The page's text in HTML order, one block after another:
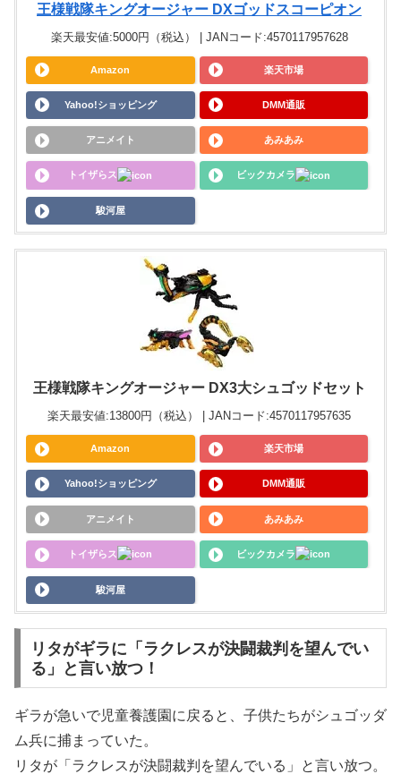
王様戦隊キングオージャー DXゴッドスコーピオン
楽天最安値:5000円（税込） | JANコード:4570117957628
Amazon 楽天市場
Yahoo!ショッピング DMM通販
アニメイト あみあみ
トイザらス ビックカメラ
駿河屋
王様戦隊キングオージャー DX3大シュゴッドセット
楽天最安値:13800円（税込） | JANコード:4570117957635
Amazon 楽天市場
Yahoo!ショッピング DMM通販
アニメイト あみあみ
トイザらス ビックカメラ
駿河屋
リタがギラに「ラクレスが決闘裁判を望んでい
る」と言い放つ！
ギラが急いで児童養護園に戻ると、子供たちがシュゴッダ
ム兵に捕まっていた。
リタが「ラクレスが決闘裁判を望んでいる」と言い放つ。